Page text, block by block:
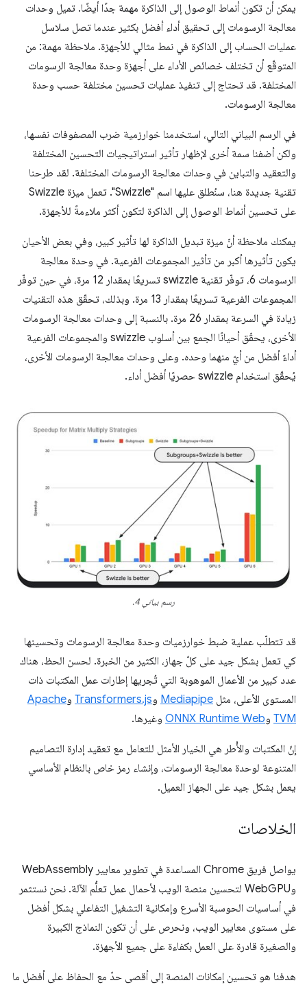
يمكن أن تكون أنماط الوصول إلى الذاكرة مهمة جدًا أيضًا. تميل وحدات
معالجة الرسومات إلى تحقيق أداء أفضل بكثير عندما تصل سلاسل
عمليات الحساب إلى الذاكرة في نمط مثالي للأجهزة. ملاحظة مهمة: من
المتوقّع أن تختلف خصائص الأداء على أجهزة وحدة معالجة الرسومات
المختلفة. قد تحتاج إلى تنفيذ عمليات تحسين مختلفة حسب وحدة
معالجة الرسومات.
في الرسم البياني التالي، استخدمنا خوارزمية ضرب المصفوفات نفسها،
ولكن أضفنا سمة أخرى لإظهار تأثير استراتيجيات التحسين المختلفة
والتعقيد والتباين في وحدات معالجة الرسومات المختلفة. لقد طرحنا
تقنية جديدة هنا، سنُطلق عليها اسم "Swizzle". تعمل ميزة Swizzle
على تحسين أنماط الوصول إلى الذاكرة لتكون أكثر ملاءمةً للأجهزة.
يمكنك ملاحظة أنّ ميزة تبديل الذاكرة لها تأثير كبير، وفي بعض الأحيان
يكون تأثيرها أكبر من تأثير المجموعات الفرعية. في وحدة معالجة
الرسومات 6، توفّر تقنية swizzle تسريعًا بمقدار 12 مرة، في حين توفّر
المجموعات الفرعية تسريعًا بمقدار 13 مرة. وبذلك، تحقّق هذه التقنيات
زيادة في السرعة بمقدار 26 مرة. بالنسبة إلى وحدات معالجة الرسومات
الأخرى، يحقّق أحيانًا الجمع بين أسلوب swizzle والمجموعات الفرعية
أداءً أفضل من أيّ منهما وحده. وعلى وحدات معالجة الرسومات الأخرى،
يُحقّق استخدام swizzle حصريًا أفضل أداء.
رسم بياني 4.
قد تتطلّب عملية ضبط خوارزميات وحدة معالجة الرسومات وتحسينها
كي تعمل بشكل جيد على كلّ جهاز، الكثير من الخبرة. لحسن الحظ، هناك
عدد كبير من الأعمال الموهوبة التي تُجريها إطارات عمل المكتبات ذات
المستوى الأعلى، مثل Mediapipe وTransformers.js وApache
TVM وONNX Runtime Web وغيرها.
إنّ المكتبات والأُطر هي الخيار الأمثل للتعامل مع تعقيد إدارة التصاميم
المتنوعة لوحدة معالجة الرسومات، وإنشاء رمز خاص بالنظام الأساسي
يعمل بشكل جيد على الجهاز العميل.
الخلاصات
يواصل فريق Chrome المساعدة في تطوير معايير WebAssembly
وWebGPU لتحسين منصة الويب لأحمال عمل تعلُّم الآلة. نحن نستثمر
في أساسيات الحوسبة الأسرع وإمكانية التشغيل التفاعلي بشكل أفضل
على مستوى معايير الويب، ونحرص على أن تكون النماذج الكبيرة
والصغيرة قادرة على العمل بكفاءة على جميع الأجهزة.
هدفنا هو تحسين إمكانات المنصة إلى أقصى حدّ مع الحفاظ على أفضل ما